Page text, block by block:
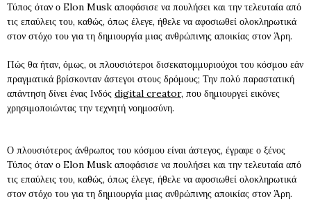
Τύπος όταν ο Elon Musk αποφάσισε να πουλήσει και την τελευταία από
τις επαύλεις του, καθώς, όπως έλεγε, ήθελε να αφοσιωθεί ολοκληρωτικά
στον στόχο του για τη δημιουργία μιας ανθρώπινης αποικίας στον Άρη.
Πώς θα ήταν, όμως, οι πλουσιότεροι δισεκατομμυριούχοι του κόσμου εάν
πραγματικά βρίσκονταν άστεγοι στους δρόμους; Την πολύ παραστατική
απάντηση δίνει ένας Ινδός digital creator, που δημιουργεί εικόνες
χρησιμοποιώντας την τεχνητή νοημοσύνη.
Ο πλουσιότερος άνθρωπος του κόσμου είναι άστεγος, έγραφε ο ξένος
Τύπος όταν ο Elon Musk αποφάσισε να πουλήσει και την τελευταία από
τις επαύλεις του, καθώς, όπως έλεγε, ήθελε να αφοσιωθεί ολοκληρωτικά
στον στόχο του για τη δημιουργία μιας ανθρώπινης αποικίας στον Άρη.